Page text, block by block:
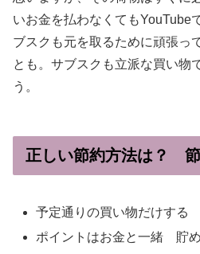
いお金を払わなくてもYouTube
ブスクも元を取るために頑張っ
とも。サブスクも立派な買い物
う。
正しい節約方法は？
予定通りの買い物だけする
ポイントはお金と一緒 貯